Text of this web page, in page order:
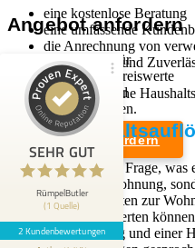
eine kostenlose Beratung
eine umfassende
die Anrechnung von
Schnelligkeit und
Wenn Sie sich für eine
Eine
Die Antwort auf die Frage,
dem Zustand der Wohnung,
Zugangsmöglichkeiten zur
Weiterverkauf verwerten
Wohnungsauflösung und einer
Angebot anfordern
Wir sind Experten für
professionelle und preiswerte
Entrümpelungen und
Haushaltsauflösungen.
Angebot anfordern
Rechtliches
Impressum
Datenschutzerklärung
SEHR GUT
RümpelButler
(1 Quelle)
2 Kundenbewertungen
Kundenbewertungen und
RümpelButler
SEHR GUT
5,00 / 5,00
Blick aufs ProvenExpert-Profil